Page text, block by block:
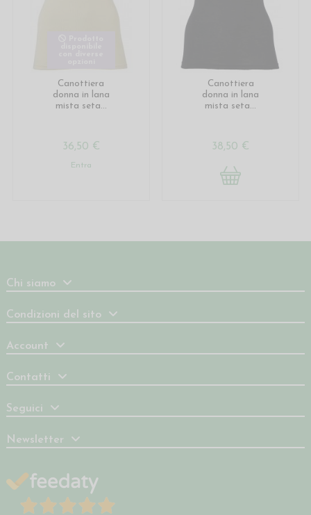
Canottiera
donna in lana
mista seta...
36,50 €
Entra
Canottiera
donna in lana
mista seta...
38,50 €
Chi siamo
Condizioni del sito
Account
Contatti
Seguici
Newsletter